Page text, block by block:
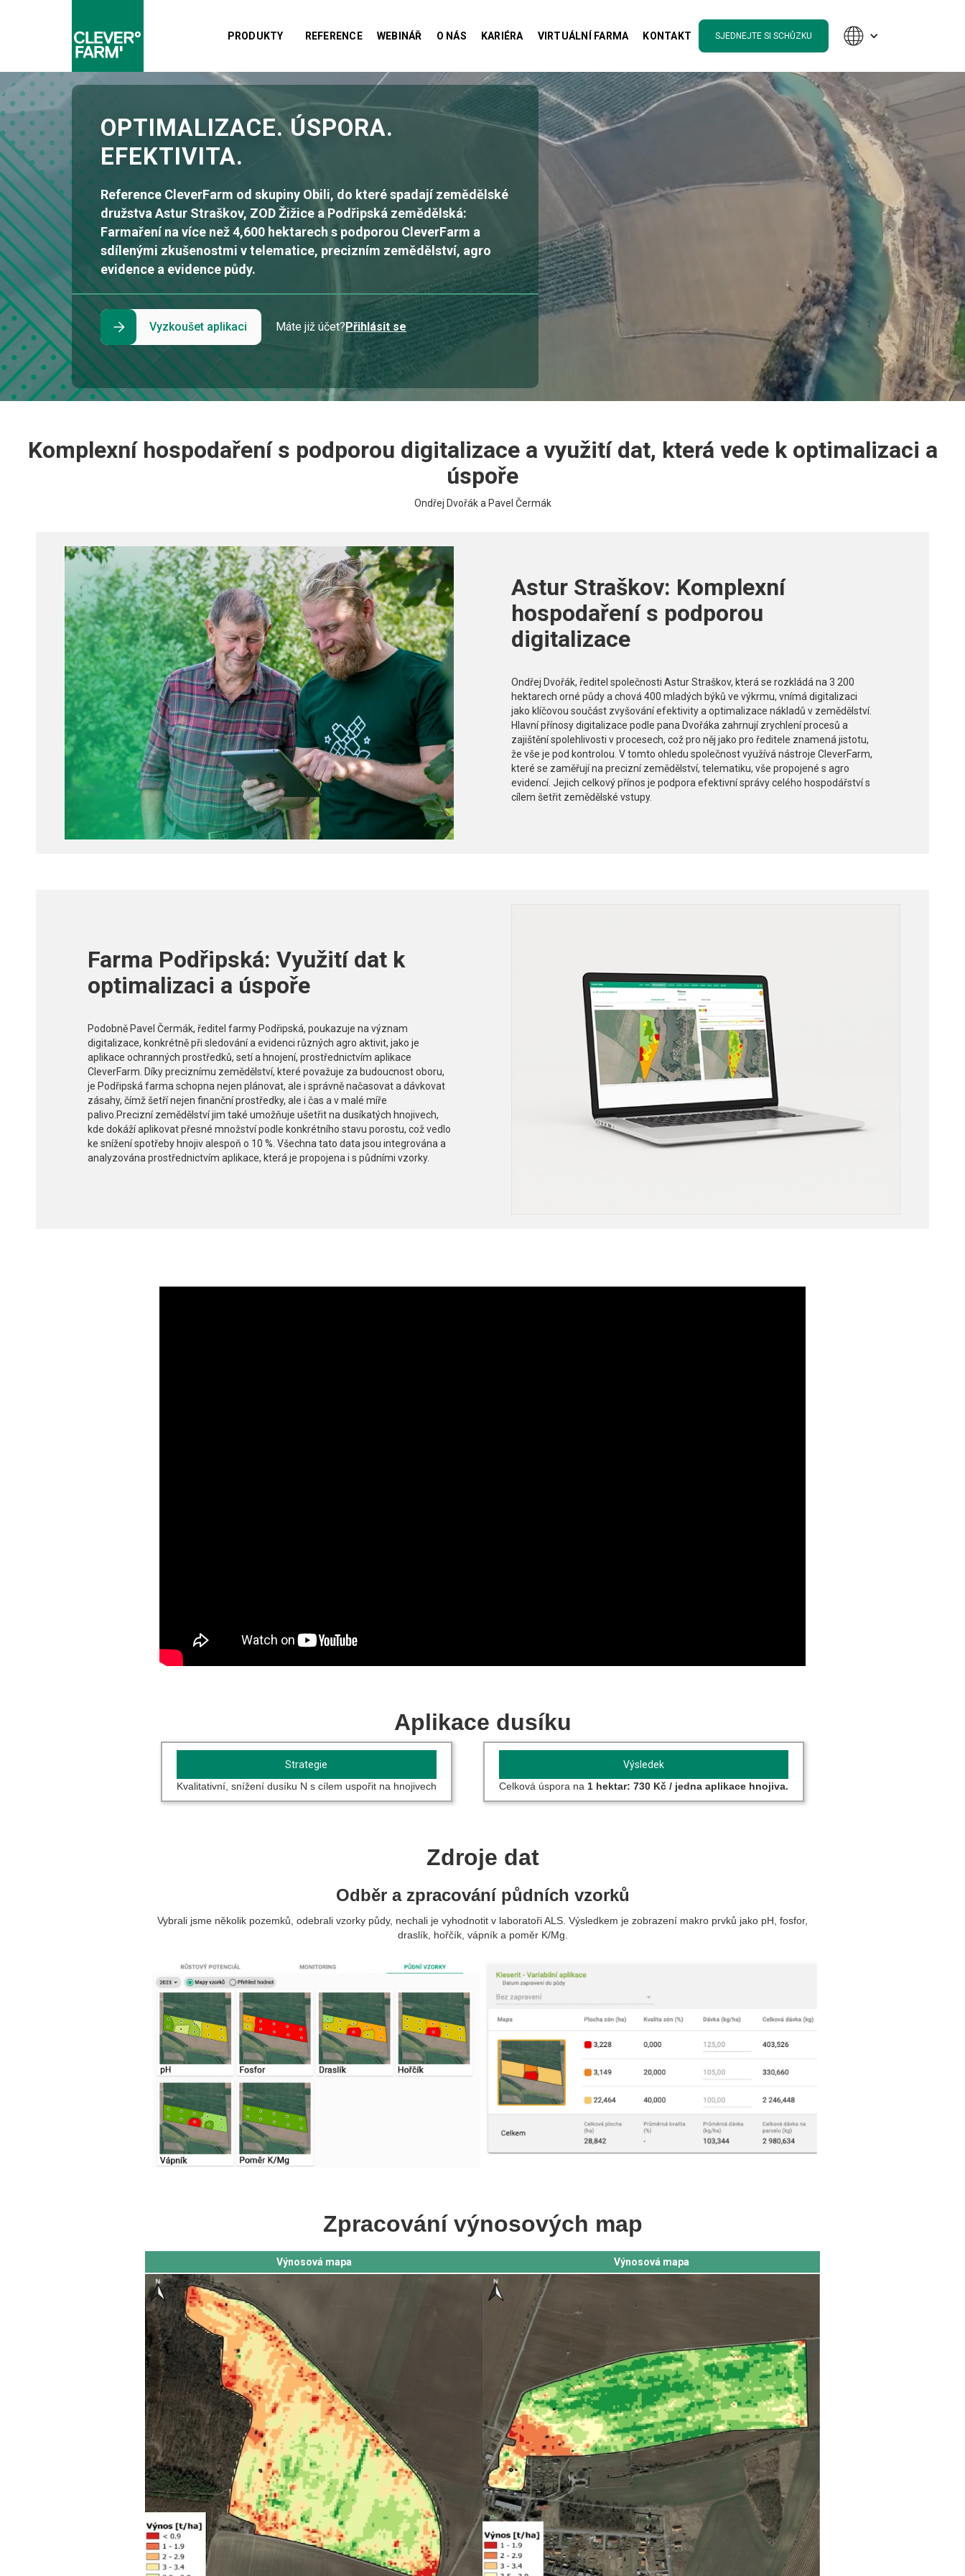
PRODUKTY REFERENCE WEBINÁŘ O NÁS KARIÉRA VIRTUÁLNÍ FARMA KONTAKT SJEDNEJTE SI SCHŮZKU
OPTIMALIZACE. ÚSPORA.
EFEKTIVITA.
Reference CleverFarm od skupiny Obili, do které spadají zemědělské
družstva Astur Straškov, ZOD Žižice a Podřipská zemědělská:
Farmaření na více než 4,600 hektarech s podporou CleverFarm a
sdílenými zkušenostmi v telematice, precizním zemědělství, agro
evidence a evidence půdy.
Vyzkoušet aplikaci Máte již účet?Přihlásit se
Komplexní hospodaření s podporou digitalizace a využití dat, která vede k optimalizaci a
úspoře
Ondřej Dvořák a Pavel Čermák
Astur Straškov: Komplexní
hospodaření s podporou
digitalizace
Ondřej Dvořák, ředitel společnosti Astur Straškov, která se rozkládá na 3 200
hektarech orné půdy a chová 400 mladých býků ve výkrmu, vnímá digitalizaci
jako klíčovou součást zvyšování efektivity a optimalizace nákladů v zemědělství.
Hlavní přínosy digitalizace podle pana Dvořáka zahrnují zrychlení procesů a
zajištění spolehlivosti v procesech, což pro něj jako pro ředitele znamená jistotu,
že vše je pod kontrolou. V tomto ohledu společnost využívá nástroje CleverFarm,
které se zaměřují na precizní zemědělství, telematiku, vše propojené s agro
evidencí. Jejich celkový přínos je podpora efektivní správy celého hospodářství s
cílem šetřit zemědělské vstupy.
Farma Podřipská: Využití dat k
optimalizaci a úspoře
Podobně Pavel Čermák, ředitel farmy Podřipská, poukazuje na význam
digitalizace, konkrétně při sledování a evidenci různých agro aktivit, jako je
aplikace ochranných prostředků, setí a hnojení, prostřednictvím aplikace
CleverFarm. Díky preciznímu zemědělství, které považuje za budoucnost oboru,
je Podřipská farma schopna nejen plánovat, ale i správně načasovat a dávkovat
zásahy, čímž šetří nejen finanční prostředky, ale i čas a v malé míře
palivo.Precizní zemědělství jim také umožňuje ušetřit na dusíkatých hnojivech,
kde dokáží aplikovat přesné množství podle konkrétního stavu porostu, což vedlo
ke snížení spotřeby hnojiv alespoň o 10 %. Všechna tato data jsou integrována a
analyzována prostřednictvím aplikace, která je propojena i s půdními vzorky.
Aplikace dusíku
Strategie
Kvalitativní, snížení dusíku N s cílem uspořit na hnojivech
Výsledek
Celková úspora na1 hektar: 730 Kč / jedna aplikace hnojiva.
Zdroje dat
Odběr a zpracování půdních vzorků
Vybrali jsme několik pozemků, odebrali vzorky půdy, nechali je vyhodnotit v laboratoři ALS. Výsledkem je zobrazení makro prvků jako pH, fosfor,
draslík, hořčík, vápník a poměr K/Mg.
Zpracování výnosových map
Výnosová mapa Výnosová mapa